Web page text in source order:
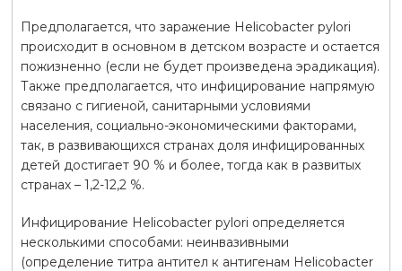
Предполагается, что заражение Helicobacter pylori
происходит в основном в детском возрасте и остается
пожизненно (если не будет произведена эрадикация).
Также предполагается, что инфицирование напрямую
связано с гигиеной, санитарными условиями
населения, социально-экономическими факторами,
так, в развивающихся странах доля инфицированных
детей достигает 90 % и более, тогда как в развитых
странах – 1,2-12,2 %.
Инфицирование Helicobacter pylori определяется
несколькими способами: неинвазивными
(определение титра антител к антигенам Helicobacter